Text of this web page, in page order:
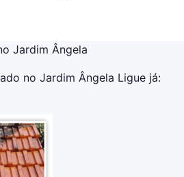
Jardim Ângela
no Jardim Ângela Ligue já: